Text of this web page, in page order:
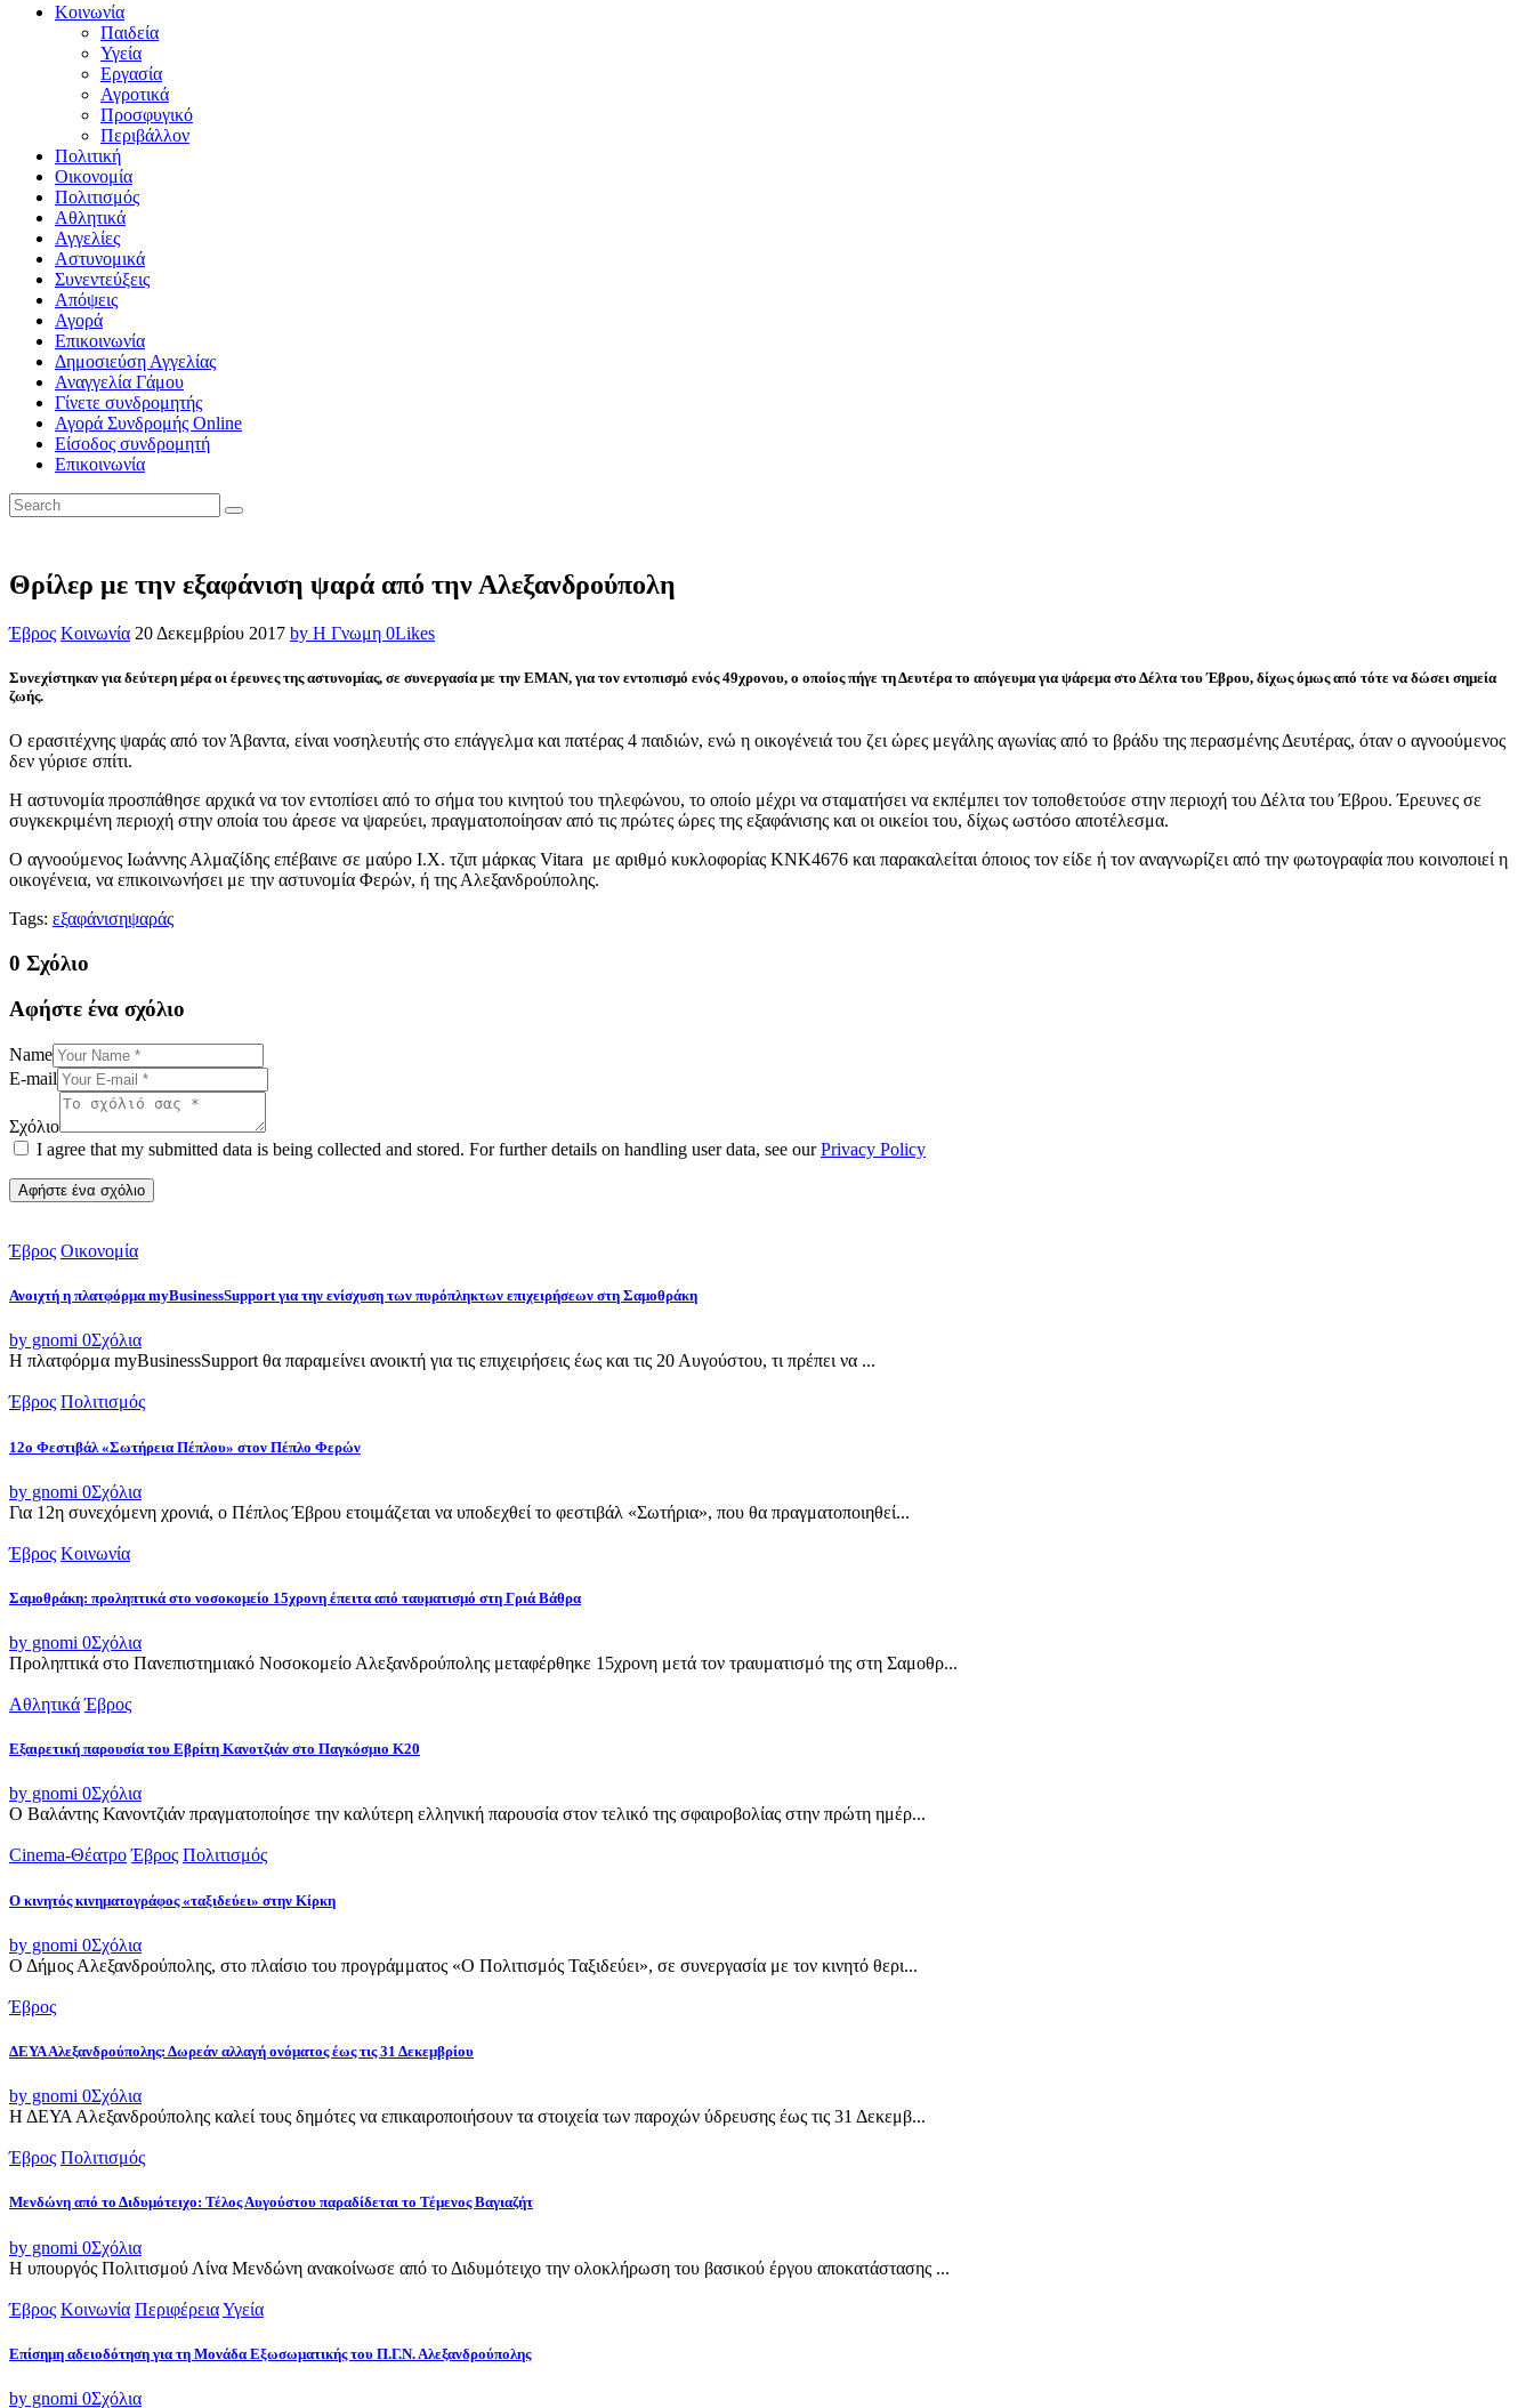
Κοινωνία
Παιδεία
Υγεία
Εργασία
Αγροτικά
Προσφυγικό
Περιβάλλον
Πολιτική
Οικονομία
Πολιτισμός
Αθλητικά
Αγγελίες
Αστυνομικά
Συνεντεύξεις
Απόψεις
Αγορά
Επικοινωνία
Δημοσιεύση Αγγελίας
Αναγγελία Γάμου
Γίνετε συνδρομητής
Αγορά Συνδρομής Online
Είσοδος συνδρομητή
Επικοινωνία
Θρίλερ με την εξαφάνιση ψαρά από την Αλεξανδρούπολη
Έβρος Κοινωνία 20 Δεκεμβρίου 2017 by Η Γνωμη 0Likes
Συνεχίστηκαν για δεύτερη μέρα οι έρευνες της αστυνομίας, σε συνεργασία με την ΕΜΑΝ, για τον εντοπισμό ενός 49χρονου, ο οποίος πήγε τη Δευτέρα το απόγευμα για ψάρεμα στο Δέλτα του Έβρου, δίχως όμως από τότε να δώσει σημεία
ζωής.
Ο ερασιτέχνης ψαράς από τον Άβαντα, είναι νοσηλευτής στο επάγγελμα και πατέρας 4 παιδιών, ενώ η οικογένειά του ζει ώρες μεγάλης αγωνίας από το βράδυ της περασμένης Δευτέρας, όταν ο αγνοούμενος
δεν γύρισε σπίτι.
Η αστυνομία προσπάθησε αρχικά να τον εντοπίσει από το σήμα του κινητού του τηλεφώνου, το οποίο μέχρι να σταματήσει να εκπέμπει τον τοποθετούσε στην περιοχή του Δέλτα του Έβρου. Έρευνες σε
συγκεκριμένη περιοχή στην οποία του άρεσε να ψαρεύει, πραγματοποίησαν από τις πρώτες ώρες της εξαφάνισης και οι οικείοι του, δίχως ωστόσο αποτέλεσμα.
Ο αγνοούμενος Ιωάννης Αλμαζίδης επέβαινε σε μαύρο Ι.Χ. τζιπ μάρκας Vitara με αριθμό κυκλοφορίας ΚΝΚ4676 και παρακαλείται όποιος τον είδε ή τον αναγνωρίζει από την φωτογραφία που κοινοποιεί η
οικογένεια, να επικοινωνήσει με την αστυνομία Φερών, ή της Αλεξανδρούπολης.
Tags: εξαφάνισηψαράς
0 Σχόλιο
Αφήστε ένα σχόλιο
Name
E-mail
Σχόλιο
I agree that my submitted data is being collected and stored. For further details on handling user data, see ourPrivacy Policy
Έβρος Οικονομία
Ανοιχτή η πλατφόρμα myBusinessSupport για την ενίσχυση των πυρόπληκτων επιχειρήσεων στη Σαμοθράκη
by gnomi 0Σχόλια
Η πλατφόρμα myBusinessSupport θα παραμείνει ανοικτή για τις επιχειρήσεις έως και τις 20 Αυγούστου, τι πρέπει να ...
Έβρος Πολιτισμός
12ο Φεστιβάλ «Σωτήρεια Πέπλου» στον Πέπλο Φερών
by gnomi 0Σχόλια
Για 12η συνεχόμενη χρονιά, ο Πέπλος Έβρου ετοιμάζεται να υποδεχθεί το φεστιβάλ «Σωτήρια», που θα πραγματοποιηθεί...
Έβρος Κοινωνία
Σαμοθράκη: προληπτικά στο νοσοκομείο 15χρονη έπειτα από ταυματισμό στη Γριά Βάθρα
by gnomi 0Σχόλια
Προληπτικά στο Πανεπιστημιακό Νοσοκομείο Αλεξανδρούπολης μεταφέρθηκε 15χρονη μετά τον τραυματισμό της στη Σαμοθρ...
Αθλητικά Έβρος
Εξαιρετική παρουσία του Εβρίτη Κανοτζιάν στο Παγκόσμιο Κ20
by gnomi 0Σχόλια
Ο Βαλάντης Κανοντζιάν πραγματοποίησε την καλύτερη ελληνική παρουσία στον τελικό της σφαιροβολίας στην πρώτη ημέρ...
Cinema-Θέατρο Έβρος Πολιτισμός
Ο κινητός κινηματογράφος «ταξιδεύει» στην Κίρκη
by gnomi 0Σχόλια
Ο Δήμος Αλεξανδρούπολης, στο πλαίσιο του προγράμματος «Ο Πολιτισμός Ταξιδεύει», σε συνεργασία με τον κινητό θερι...
Έβρος
ΔΕΥΑ Αλεξανδρούπολης: Δωρεάν αλλαγή ονόματος έως τις 31 Δεκεμβρίου
by gnomi 0Σχόλια
Η ΔΕΥΑ Αλεξανδρούπολης καλεί τους δημότες να επικαιροποιήσουν τα στοιχεία των παροχών ύδρευσης έως τις 31 Δεκεμβ...
Έβρος Πολιτισμός
Μενδώνη από το Διδυμότειχο: Τέλος Αυγούστου παραδίδεται το Τέμενος Βαγιαζήτ
by gnomi 0Σχόλια
Η υπουργός Πολιτισμού Λίνα Μενδώνη ανακοίνωσε από το Διδυμότειχο την ολοκλήρωση του βασικού έργου αποκατάστασης ...
Έβρος Κοινωνία ΠεριφέρειαΥγεία
Επίσημη αδειοδότηση για τη Μονάδα Εξωσωματικής του Π.Γ.Ν. Αλεξανδρούπολης
by gnomi 0Σχόλια